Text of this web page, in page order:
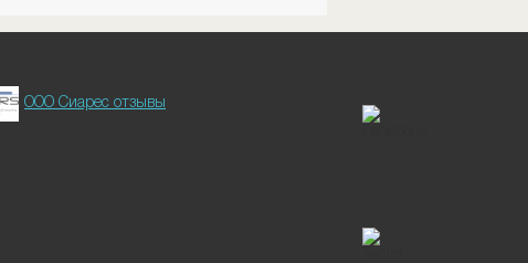
ООО Сиарес отзывы